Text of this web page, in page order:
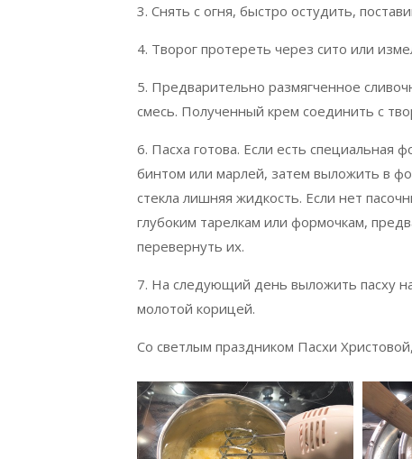
3. Снять с огня, быстро остудить,
4. Творог протереть через сито или
5. Предварительно размягченное
смесь. Полученный крем соединить с
6. Пасха готова. Если есть специальная
бинтом или марлей, затем выложить в
стекла лишняя жидкость. Если нет
глубоким тарелкам или формочкам,
перевернуть их.
7. На следующий день выложить пасху
молотой корицей.
Со светлым праздником Пасхи